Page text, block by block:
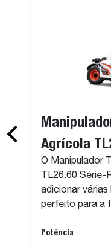
Agrícola
O Manipulador
TL26.60
adicionar
perfeito para a
Potência